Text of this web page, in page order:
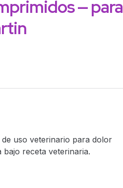
— para
uso veterinario para dolor
receta veterinaria.